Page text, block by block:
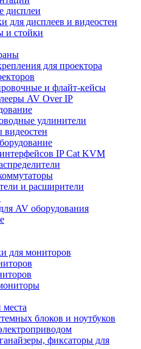
дисплеи
для дисплеев и видеостен
и стойки
для проектора
и флайт-кейсы
AV Over IP
удлинители
видеостен
IP Cat KVM
и расширители
AV оборудования
для мониторов
блоков и ноутбуков
фиксаторы для